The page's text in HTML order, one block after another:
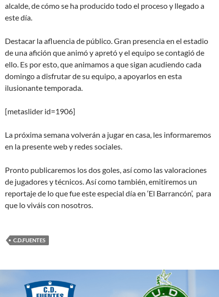
alcalde, de cómo se ha producido todo el proceso y llegado a
este día.
Destacar la afluencia de público. Gran presencia en el estadio
de una afición que animó y apretó y el equipo se contagió de
ello. Es por esto, que animamos a que sigan acudiendo cada
domingo a disfrutar de su equipo, a apoyarlos en esta
ilusionante temporada.
[metaslider id=1906]
La próxima semana volverán a jugar en casa, les informaremos
en la presente web y redes sociales.
Pronto publicaremos los dos goles, así como las valoraciones
de jugadores y técnicos. Así como también, emitiremos un
reportaje de lo que fue este especial día en ‘El Barrancón’, para
que lo viváis con nosotros.
C.D.FUENTES